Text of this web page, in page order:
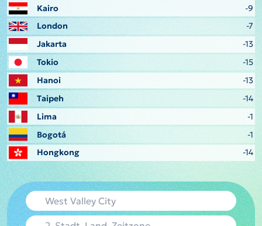
Kairo
-9
London
-7
Jakarta
-13
Tokio
-15
Hanoi
-13
Taipeh
-14
Lima
-1
Bogotá
-1
Hongkong
-14